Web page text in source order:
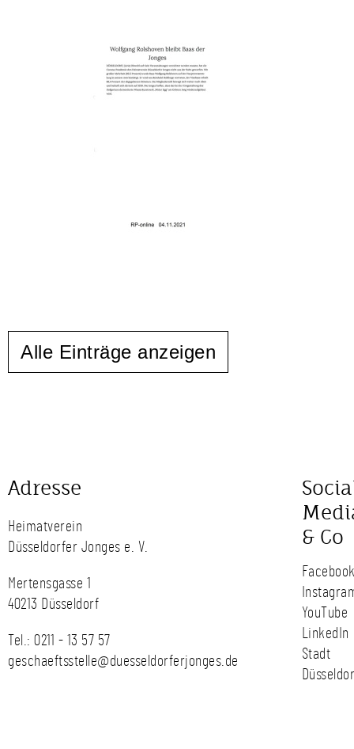
Alle Einträge anzeigen
Adresse
Heimatverein
Düsseldorfer Jonges e. V.
Mertensgasse 1
40213 Düsseldorf
Tel.: 0211 - 13 57 57
geschaeftsstelle@duesseldorferjonges.de
& Co
YouTube
LinkedIn
Stadt